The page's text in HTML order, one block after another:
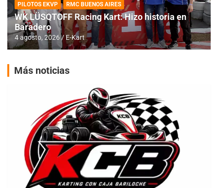
PILOTOS EKVP RMC BUENOS AIRES
WK LÜSQTOFF Racing Kart: Hizo historia en
Baradero
4 agosto, 2026 E-Kart
Más noticias